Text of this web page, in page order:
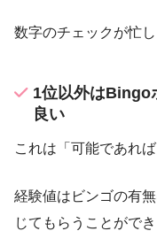
数字のチェックが忙
1位以外はBingo
良い
これは「可能であれ
経験値はビンゴの有
じてもらうことができ